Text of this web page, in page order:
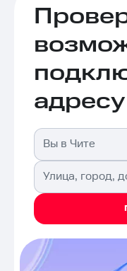
адресу
Вы в Чите
Улица, город,